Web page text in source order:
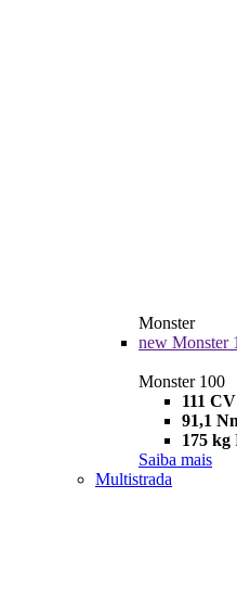
Monster
new Monster
Monster 100
111 CV
91,1
175 kg
Saiba mais
Multistrada